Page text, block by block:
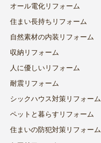
オール電化リフォーム
住まい長持ちリフォーム
自然素材の内装リフォーム
収納リフォーム
人に優しいリフォーム
耐震リフォーム
シックハウス対策リフォーム
ペットと暮らすリフォーム
住まいの防犯対策リフォーム